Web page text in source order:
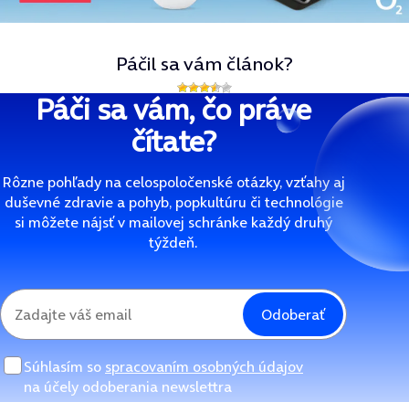
Páčil sa vám článok?
Páči sa vám, čo práve
čítate?
Rôzne pohľady na celospoločenské otázky, vzťahy aj
duševné zdravie a pohyb, popkultúru či technológie
si môžete nájsť v mailovej schránke každý druhý
týždeň.
Odoberať
Súhlasím so spracovaním osobných údajov
na účely odoberania newslettra